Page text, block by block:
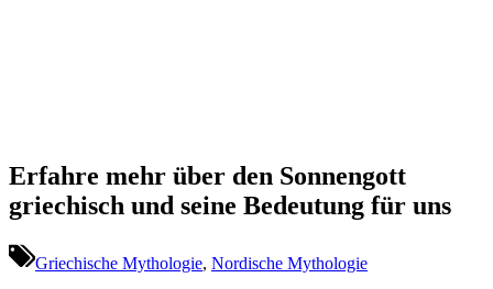
Erfahre mehr über den Sonnengott
griechisch und seine Bedeutung für uns
Griechische Mythologie, Nordische Mythologie